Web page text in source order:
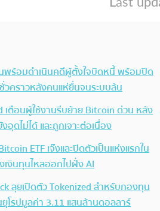
นพร้อมดำเนินคดีผู้ตั้งใจบิดหนี้ พร้อมปิด
วคราวหลังคนแห่ยื่นจนระบบล้น
เตือนผู้ใช้งานรีบย้าย Bitcoin ด่วน หลัง
อุดไม่ได้ และถูกเจาะต่อเนื่อง
ETF เจ๊งและปิดตัวเป็นแห่งแรกใน
เงินทุนไหลออกไปฝั่ง AI
ลุยเปิดตัว Tokenized สำหรับกองทุน
โรปมูลค่า 3.11 แสนล้านดอลลาร์